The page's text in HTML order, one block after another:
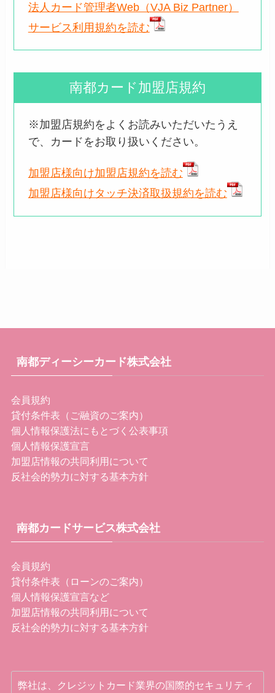
法人カード管理者Web（VJA Biz Partner）
サービス利用規約を読む
南都カード加盟店規約
※加盟店規約をよくお読みいただいたうえ
で、カードをお取り扱いください。
加盟店様向け加盟店規約を読む
加盟店様向けタッチ決済取扱規約を読む
南都ディーシーカード株式会社
会員規約
貸付条件表（ご融資のご案内）
個人情報保護法にもとづく公表事項
個人情報保護宣言
加盟店情報の共同利用について
反社会的勢力に対する基本方針
南都カードサービス株式会社
会員規約
貸付条件表（ローンのご案内）
個人情報保護宣言など
加盟店情報の共同利用について
反社会的勢力に対する基本方針
弊社は、クレジットカード業界の国際的セキュリティ